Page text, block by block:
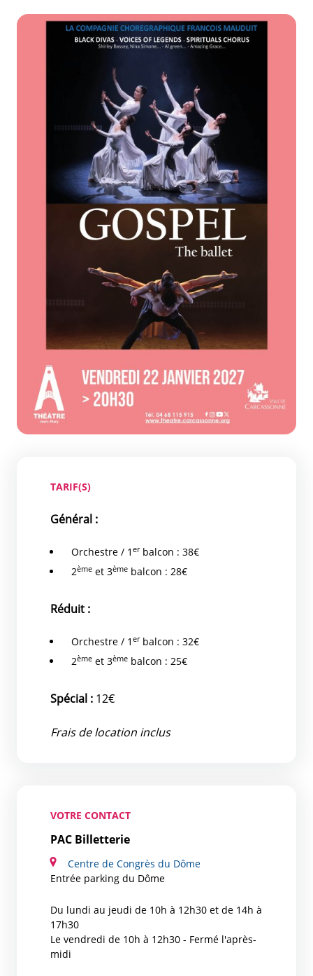
Zoom de l'image
TARIF(S)
Général :
Orchestre / 1 erbalcon : 38€
2ème et 3ème balcon : 28€
Réduit :
Orchestre / 1 erbalcon : 32€
2ème et 3ème balcon : 25€
Spécial : 12€
Frais de location inclus
VOTRE CONTACT
PAC Billetterie
Centre de Congrès du Dôme
Entrée parking du Dôme
Du lundi au jeudi de 10h à 12h30 et de 14h à
17h30
Le vendredi de 10h à 12h30 - Fermé l'après-
midi